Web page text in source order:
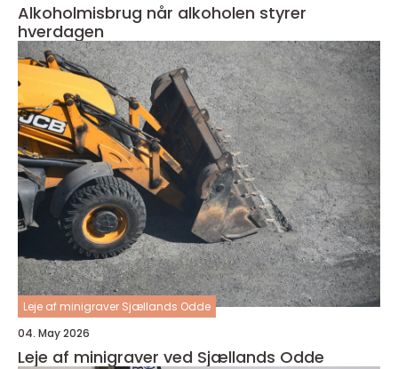
Alkoholmisbrug når alkoholen styrer
hverdagen
Leje af minigraver Sjællands Odde
04. May 2026
Leje af minigraver ved Sjællands Odde